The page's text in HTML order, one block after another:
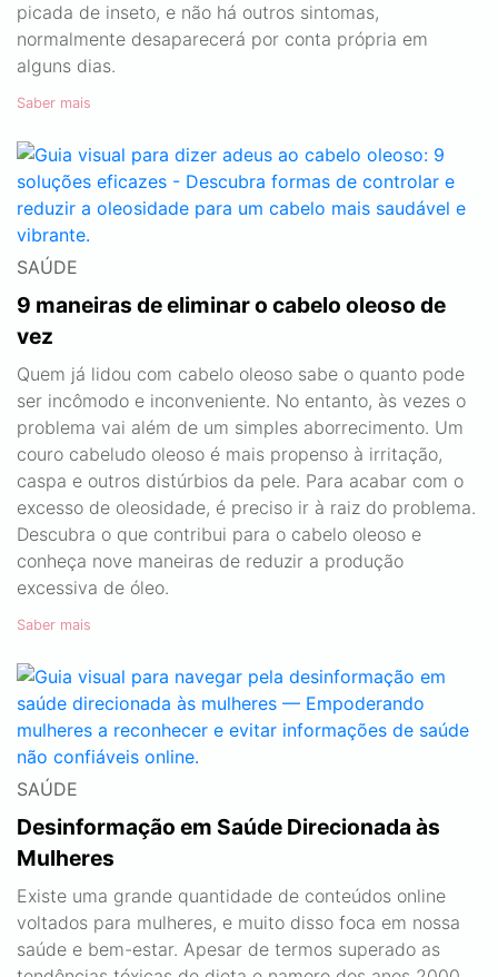
picada de inseto, e não há outros sintomas,
normalmente desaparecerá por conta própria em
alguns dias.
Saber mais
SAÚDE
9 maneiras de eliminar o cabelo oleoso de
vez
Quem já lidou com cabelo oleoso sabe o quanto pode
ser incômodo e inconveniente. No entanto, às vezes o
problema vai além de um simples aborrecimento. Um
couro cabeludo oleoso é mais propenso à irritação,
caspa e outros distúrbios da pele. Para acabar com o
excesso de oleosidade, é preciso ir à raiz do problema.
Descubra o que contribui para o cabelo oleoso e
conheça nove maneiras de reduzir a produção
excessiva de óleo.
Saber mais
SAÚDE
Desinformação em Saúde Direcionada às
Mulheres
Existe uma grande quantidade de conteúdos online
voltados para mulheres, e muito disso foca em nossa
saúde e bem-estar. Apesar de termos superado as